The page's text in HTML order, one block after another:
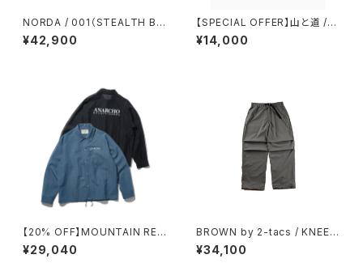
NORDA / 001（STEALTH BL
ACK）
¥42,900
【SPECIAL OFFER】山と道 /５
POCKET PANTS（WOMEN）
¥14,000
【20% OFF】MOUNTAIN RES
EARCH / F.M. COACH SHIR
T
¥29,040
BROWN by 2-tacs / KNEE
TUCK PANTS（GRAY）
¥34,100